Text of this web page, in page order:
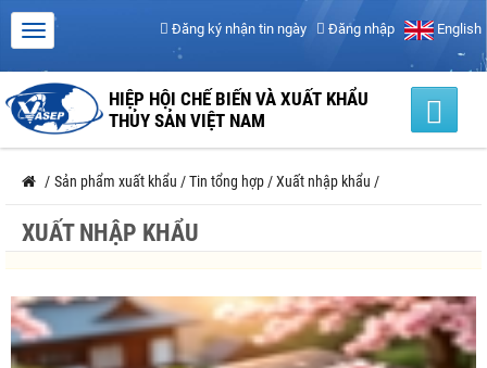
Đăng ký nhận tin ngày Đăng nhập English
HIỆP HỘI CHẾ BIẾN VÀ XUẤT KHẨU
THỦY SẢN VIỆT NAM
/ Sản phẩm xuất khẩu /Tin tổng hợp /Xuất nhập khẩu /
XUẤT NHẬP KHẨU